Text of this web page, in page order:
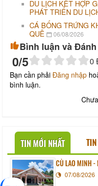
DU LỊCH KẾT HỢP
PHÁT TRIỂN DU
CÁ BỐNG TRỨNG
QUÊ
06/08/2026
Bình luận và
0/5 0
Bạn cần phải Đăng nhập
bình luận.
TIN MỚI NHẤT
CÙ LAO MINH -
07/08/2026